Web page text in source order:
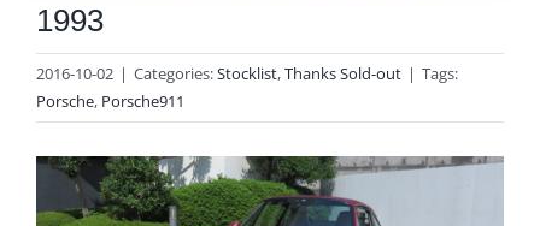
1993
2016-10-02 | Categories:Stocklist,Thanks Sold-out | Tags:
Porsche, Porsche911